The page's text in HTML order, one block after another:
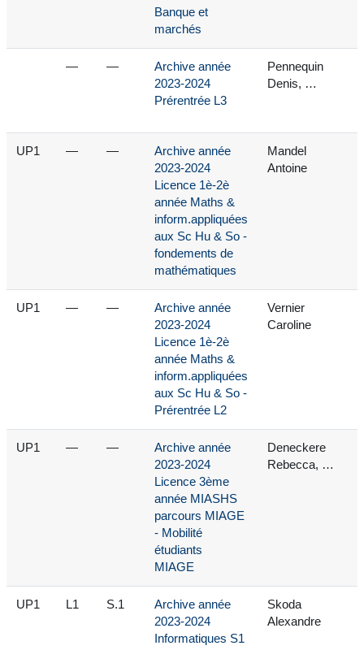
Banque et
marchés
— —
Archive année
2023-2024
Prérentrée L3
Pennequin
Denis, …
UP1 — —
Archive année
2023-2024
Licence 1è-2è
année Maths &
inform.appliquées
aux Sc Hu & So -
fondements de
mathématiques
Mandel
Antoine
UP1 — —
Archive année
2023-2024
Licence 1è-2è
année Maths &
inform.appliquées
aux Sc Hu & So -
Prérentrée L2
Vernier
Caroline
UP1 — —
Archive année
2023-2024
Licence 3ème
année MIASHS
parcours MIAGE
- Mobilité
étudiants
MIAGE
Deneckere
Rebecca, …
UP1 L1 S.1
Archive année
2023-2024
Informatiques S1
Skoda
Alexandre